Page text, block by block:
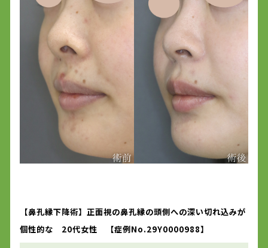
【鼻孔縁下降術】正面視の鼻孔縁の頭側への深い切れ込みが
個性的な 20代女性 【症例No.29Y0000988】